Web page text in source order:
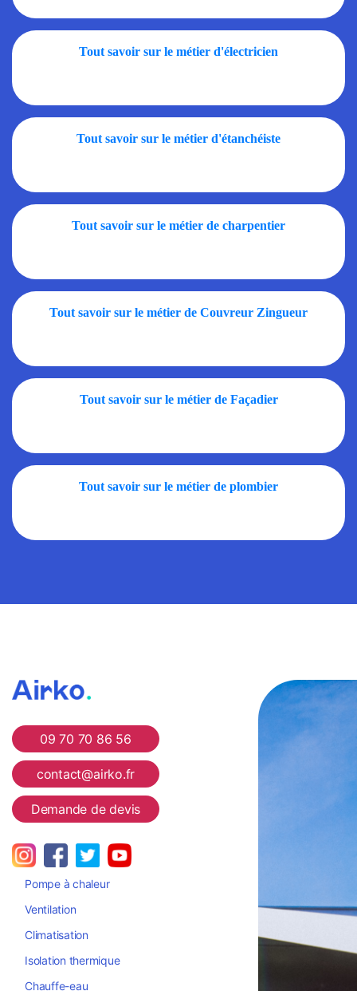
Tout savoir sur le métier d'électricien
Tout savoir sur le métier d'étanchéiste
Tout savoir sur le métier de charpentier
Tout savoir sur le métier de Couvreur Zingueur
Tout savoir sur le métier de Façadier
Tout savoir sur le métier de plombier
Airko09 70 70 86 56
contact@airko.fr
Demande de devis
Pompe à chaleur
Ventilation
Climatisation
Isolation thermique
Chauffe-eau